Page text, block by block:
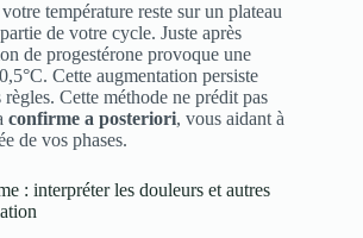
température reste sur un plateau
de votre cycle. Juste après
de progestérone provoque une
Cette augmentation persiste
Cette méthode ne prédit pas
confirme a posteriori, vous aidant à
de vos phases.
: interpréter les douleurs et autres